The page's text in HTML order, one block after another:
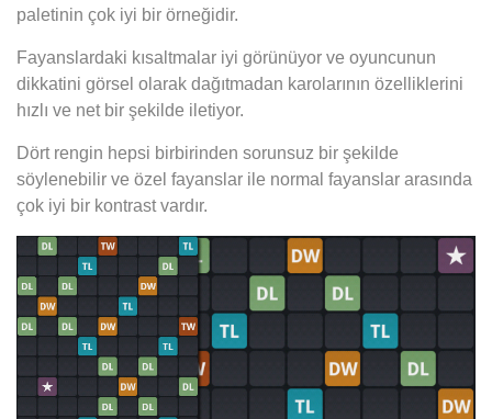
paletinin çok iyi bir örneğidir.
Fayanslardaki kısaltmalar iyi görünüyor ve oyuncunun
dikkatini görsel olarak dağıtmadan karolarının özelliklerini
hızlı ve net bir şekilde iletiyor.
Dört rengin hepsi birbirinden sorunsuz bir şekilde
söylenebilir ve özel fayanslar ile normal fayanslar arasında
çok iyi bir kontrast vardır.